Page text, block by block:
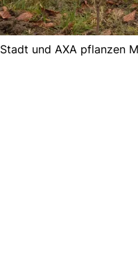
Stadt und AXA pflanzen